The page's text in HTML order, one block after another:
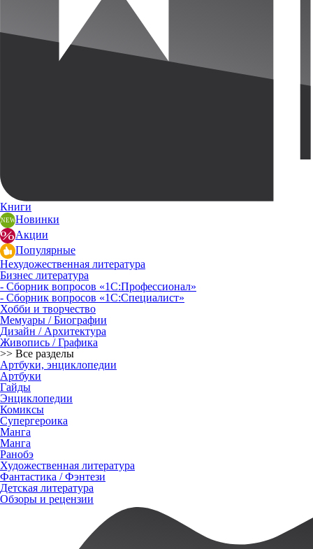
Книги
Новинки
Акции
Популярные
Нехудожественная литература
Бизнес литература
- Сборник вопросов «1С:Профессионал»
- Сборник вопросов «1С:Специалист»
Хобби и творчество
Мемуары / Биографии
Дизайн / Архитектура
Живопись / Графика
>> Все разделы
Артбуки, энциклопедии
Артбуки
Гайды
Энциклопедии
Комиксы
Супергероика
Манга
Манга
Ранобэ
Художественная литература
Фантастика / Фэнтези
Детская литература
Обзоры и рецензии